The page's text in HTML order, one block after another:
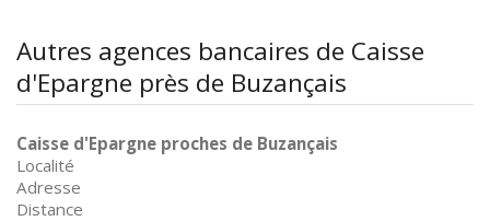
Autres agences bancaires de Caisse
d'Epargne près de Buzançais
Caisse d'Epargne proches de Buzançais
Localité
Adresse
Distance